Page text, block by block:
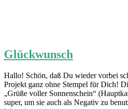
Glückwunsch
Hallo! Schön, daß Du wieder vorbei
Projekt ganz ohne Stempel für Dich!
„Grüße voller Sonnenschein“
super, um sie auch als Negativ zu